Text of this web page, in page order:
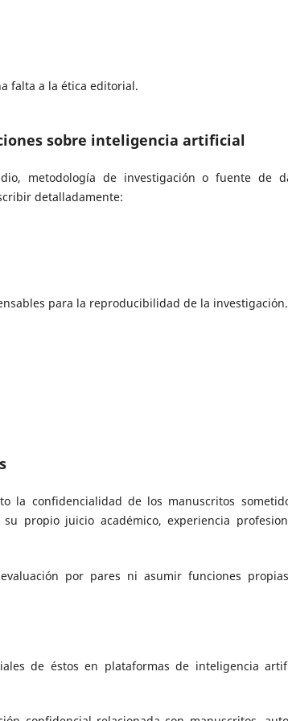
falta a la ética editorial.
sobre inteligencia artificial
metodología de investigación o fuente de
detalladamente:
para la reproducibilidad de la investigación.
la confidencialidad de los manuscritos
propio juicio académico, experiencia
por pares ni asumir funciones
de éstos en plataformas de inteligencia